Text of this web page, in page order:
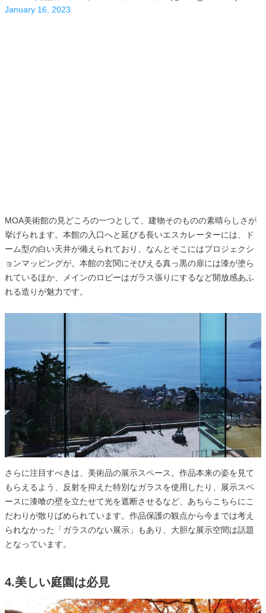
January 16, 2023
MOA美術館の見どころの一つとして、建物そのものの素晴らしさが
挙げられます。本館の入口へと延びる長いエスカレーターには、ド
ーム型の白い天井が備えられており、なんとそこにはプロジェクシ
ョンマッピングが。本館の玄関にそびえる真っ黒の扉には漆が塗ら
れているほか、メインのロビーはガラス張りにするなど開放感あふ
れる造りが魅力です。
さらに注目すべきは、美術品の展示スペース。作品本来の姿を見て
もらえるよう、反射を抑えた特別なガラスを使用したり、展示スペ
ースに漆喰の壁を立たせて光を遮断させるなど、あちらこちらにこ
だわりが散りばめられています。作品保護の観点から今までは考え
られなかった「ガラスのない展示」もあり、大胆な展示空間は話題
となっています。
4.美しい庭園は必見